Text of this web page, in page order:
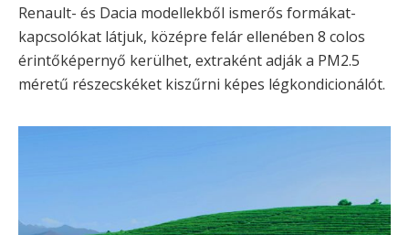
Renault- és Dacia modellekből ismerős formákat-
kapcsolókat látjuk, középre felár ellenében 8 colos
érintőképernyő kerülhet, extraként adják a PM2.5
méretű részecskéket kiszűrni képes légkondicionálót.